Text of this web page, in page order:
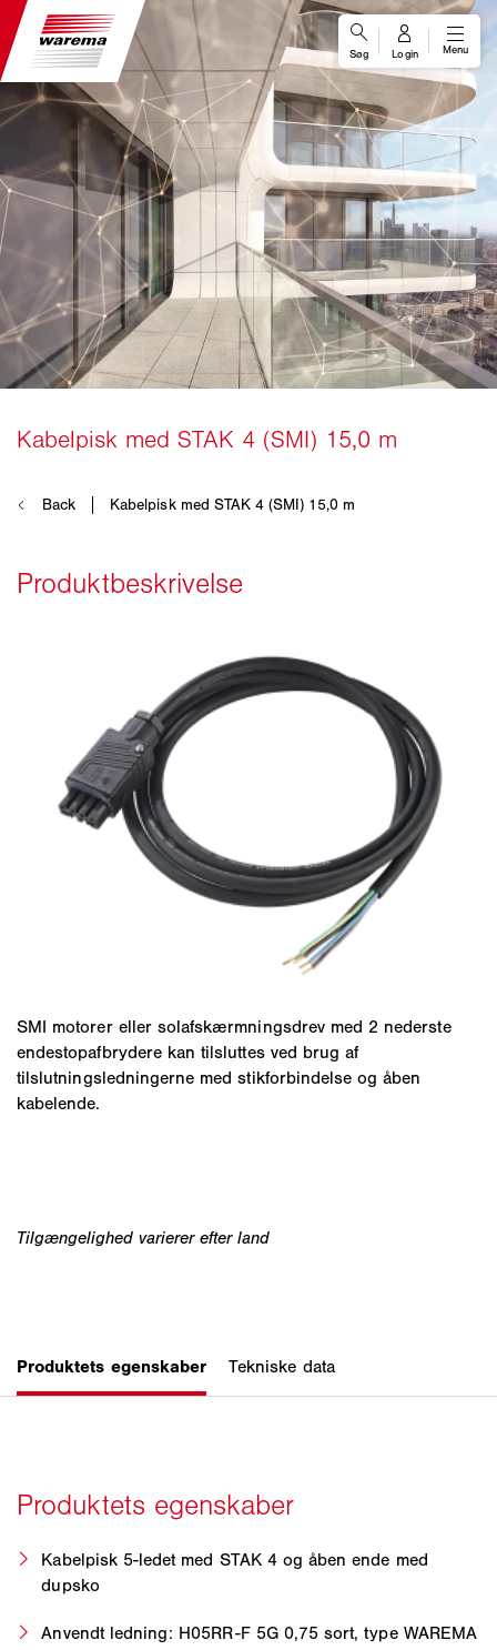
SMI motorer eller solafskærmningsdrev med 2 nederste
endestopafbrydere kan tilsluttes ved brug af
tilslutningsledningerne med stikforbindelse og åben
kabelende.
Kabelpisk 5-ledet med STAK 4 og åben ende med
dupsko
Anvendt ledning: H05RR-F 5G 0,75 sort, type WAREMA